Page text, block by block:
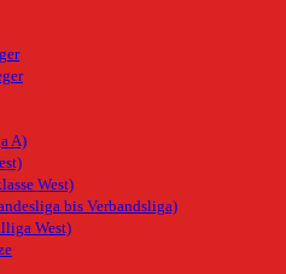
A)
West)
bis Verbandsliga)
West)